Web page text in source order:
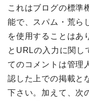
これはブログの標準
能で、スパム・荒ら
を使用することはあ
とURLの入力に関し
てのコメントは管理
認した上での掲載と
下さい。加えて、次